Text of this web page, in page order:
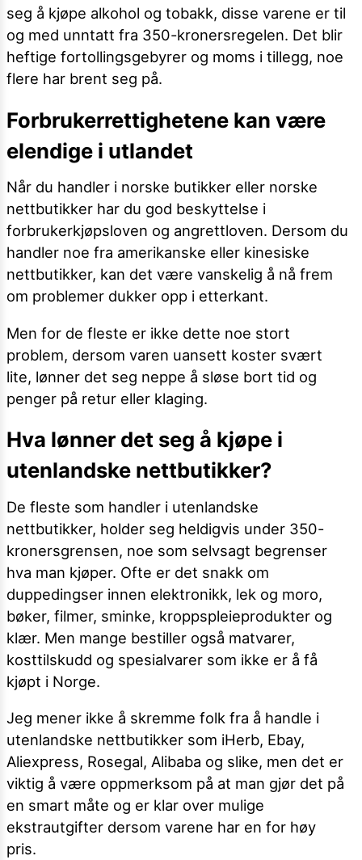
seg å kjøpe alkohol og tobakk, disse varene er til
og med unntatt fra 350-kronersregelen. Det blir
heftige fortollingsgebyrer og moms i tillegg, noe
flere har brent seg på.
Forbrukerrettighetene kan være
elendige i utlandet
Når du handler i norske butikker eller norske
nettbutikker har du god beskyttelse i
forbrukerkjøpsloven og angrettloven. Dersom du
handler noe fra amerikanske eller kinesiske
nettbutikker, kan det være vanskelig å nå frem
om problemer dukker opp i etterkant.
Men for de fleste er ikke dette noe stort
problem, dersom varen uansett koster svært
lite, lønner det seg neppe å sløse bort tid og
penger på retur eller klaging.
Hva lønner det seg å kjøpe i
utenlandske nettbutikker?
De fleste som handler i utenlandske
nettbutikker, holder seg heldigvis under 350-
kronersgrensen, noe som selvsagt begrenser
hva man kjøper. Ofte er det snakk om
duppedingser innen elektronikk, lek og moro,
bøker, filmer, sminke, kroppspleieprodukter og
klær. Men mange bestiller også matvarer,
kosttilskudd og spesialvarer som ikke er å få
kjøpt i Norge.
Jeg mener ikke å skremme folk fra å handle i
utenlandske nettbutikker som iHerb, Ebay,
Aliexpress, Rosegal, Alibaba og slike, men det er
viktig å være oppmerksom på at man gjør det på
en smart måte og er klar over mulige
ekstrautgifter dersom varene har en for høy
pris.